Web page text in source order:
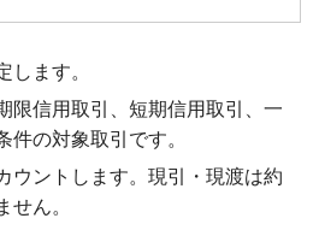
します。
限信用取引、短期信用取引、一
件の対象取引です。
ウントします。現引・現渡は約
せん。